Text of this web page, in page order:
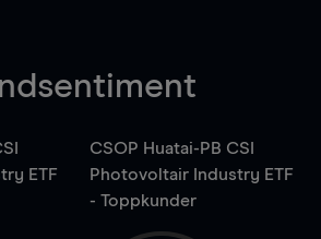
ETF
CSOP Huatai-PB CSI
Photovoltair Industry ETF
- Toppkunder